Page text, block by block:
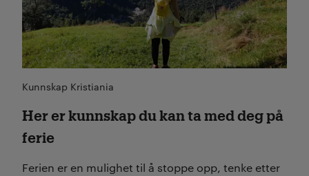
Kunnskap Kristiania
Her er kunnskap du kan ta med deg på
ferie
Ferien er en mulighet til å stoppe opp, tenke etter